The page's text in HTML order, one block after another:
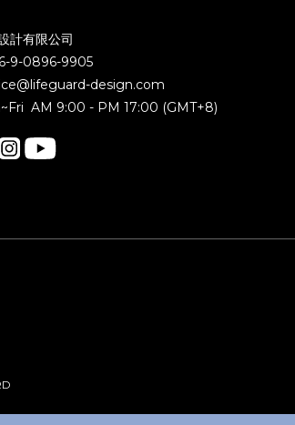
計有限公司
9-0896-9905
design.com
AM 9:00 - PM 17:00 (GMT+8)